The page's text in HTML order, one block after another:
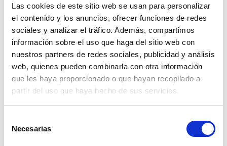
Las cookies de este sitio web se usan para personalizar
el contenido y los anuncios, ofrecer funciones de redes
sociales y analizar el tráfico. Además, compartimos
información sobre el uso que haga del sitio web con
nuestros partners de redes sociales, publicidad y análisis
web, quienes pueden combinarla con otra información
que les haya proporcionado o que hayan recopilado a
partir del uso que haya hecho de sus servicios.
Necesarias
VIVIENDA HUMA